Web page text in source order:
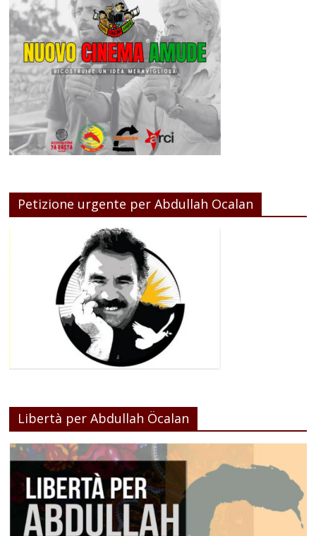
Petizione urgente per Abdullah Ocalan
Libertà per Abdullah Öcalan